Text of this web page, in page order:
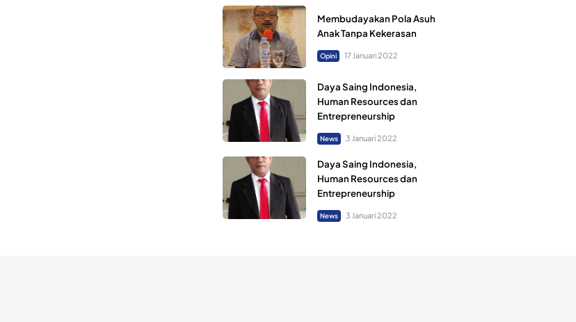
Membudayakan Pola Asuh
Anak Tanpa Kekerasan
Opini 17 Januari 2022
Daya Saing Indonesia,
Human Resources dan
Entrepreneurship
News 3 Januari 2022
Daya Saing Indonesia,
Human Resources dan
Entrepreneurship
News 3 Januari 2022